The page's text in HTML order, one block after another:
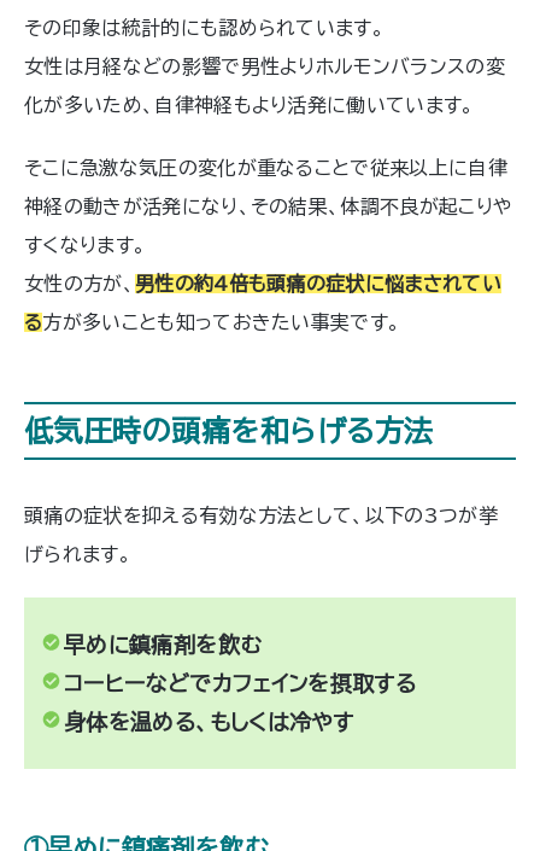
その印象は統計的にも認められています。
女性は月経などの影響で男性よりホルモンバランスの変
化が多いため、自律神経もより活発に働いています。
そこに急激な気圧の変化が重なることで従来以上に自律
神経の動きが活発になり、その結果、体調不良が起こりや
すくなります。
女性の方が、 男性の約4倍も頭痛の症状に悩まされてい
る方が多いことも知っておきたい事実です。
低気圧時の頭痛を和らげる方法
頭痛の症状を抑える有効な方法として、以下の3つが挙
げられます。
早めに鎮痛剤を飲む
コーヒーなどでカフェインを摂取する
身体を温める、もしくは冷やす